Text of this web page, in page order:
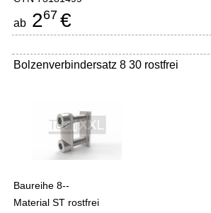
ab 267 €
Bolzenverbindersatz 8 30 rostfrei
Baureihe 8--
Material ST rostfrei